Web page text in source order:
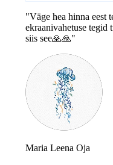
"Väge hea hinna eest
ekraanivahetuse tegid
siis see🙏🙏"
Maria Leena Oja